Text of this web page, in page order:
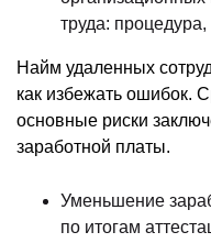
труда:
Найм удаленных
как избежать ошибок.
основные риски
заработной платы.
Уменьшение
по итогам